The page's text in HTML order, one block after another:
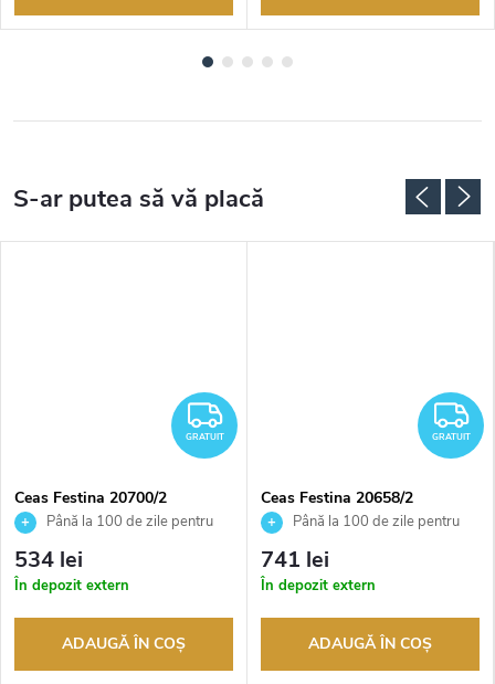
GRATUIT
GRATUIT
Ceas Festina 20700/2
Până la 100 de zile pentru
returnarea bunurilor. Vânzător
autorizat
534 lei
În depozit extern
ADAUGĂ ÎN COŞ
GRATUIT
Ceas Festina 20658/2
Până la 100 de zile pentru
returnarea bunurilor. Vânzător
autorizat
741 lei
În depozit extern
ADAUGĂ ÎN COŞ